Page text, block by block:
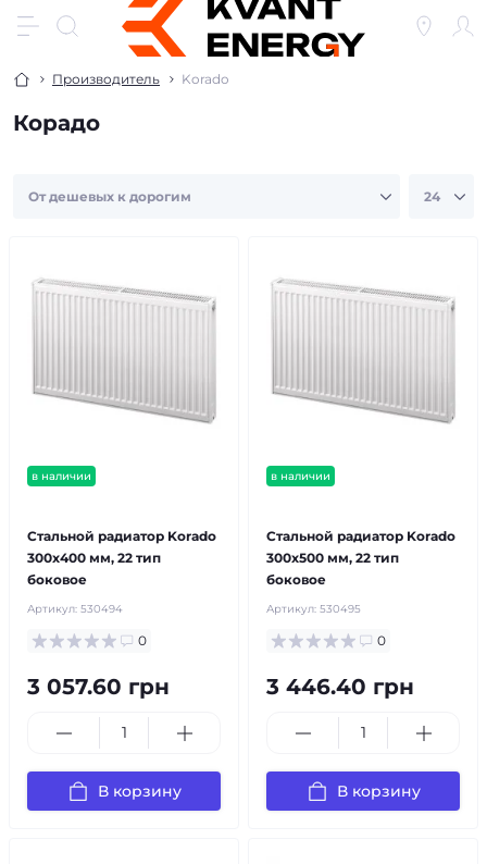
Производитель Korado
Корадо
в наличии
Стальной радиатор Korado
300x400 мм, 22 тип
боковое
Артикул: 530494
0
3 057.60 грн
В корзину
в наличии
Стальной радиатор Korado
300x500 мм, 22 тип
боковое
Артикул: 530495
0
3 446.40 грн
В корзину